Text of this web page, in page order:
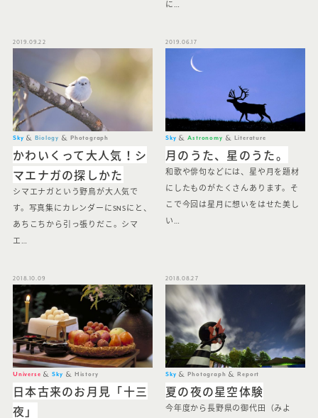
に…
Sky Biology Photograph
2019.09.22
かわいくって大人気！シ
マエナガの探しかた
シマエナガという野鳥が大人気で
す。写真集にカレンダーにSNSにと、
あちこちから引っ張りだこ。シマ
エ…
Sky Astronomy Literature
2019.06.17
月のうた、星のうた。
和歌や俳句などには、星や月を題材
にしたものがたくさんあります。そ
こで今回は星月に想いをはせた美し
い…
Universe Sky History
2018.10.09
日本古来のお月見「十三
夜」
Sky Photograph Report
2018.08.27
夏の夜の星空体験
今年度から長野県の御代田（みよ